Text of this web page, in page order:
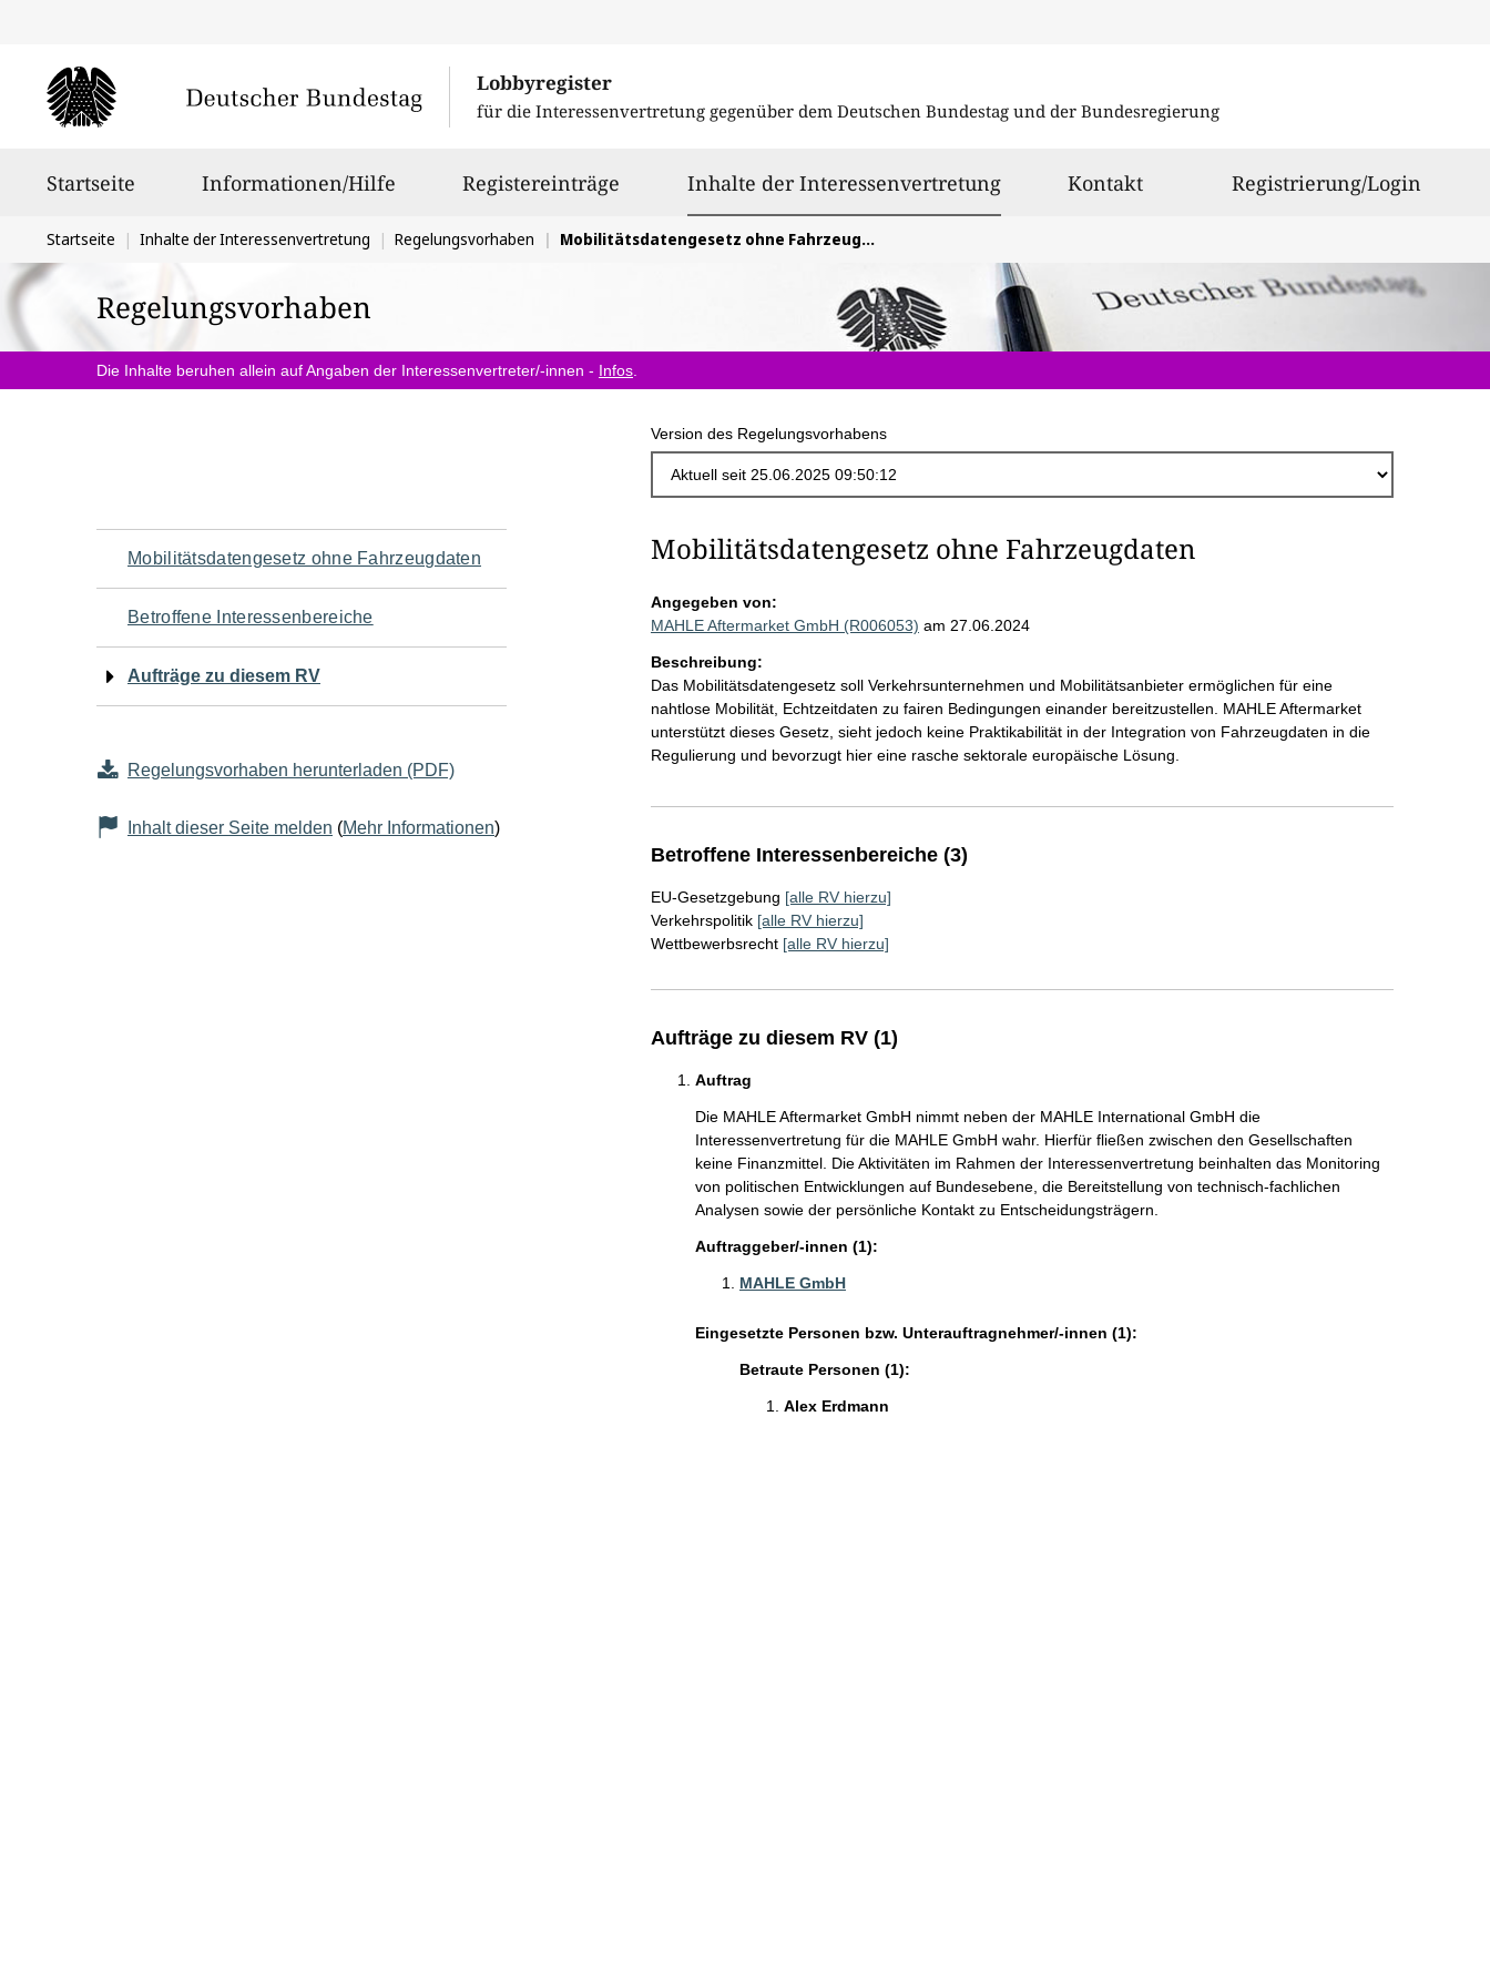
Lobbyregister
für die Interessenvertretung gegenüber dem Deutschen Bundestag und der Bundesregierung
Startseite Informationen/Hilfe Registereinträge Inhalte der Interessenvertretungausgewählt
Kontakt Registrierung/Login
Sie
befinden
sich
hier:
Startseite Inhalte der Interessenvertretung Regelungsvorhaben Mobilitätsdatengesetz ohne Fahrzeugdaten
Regelungsvorhaben
Die Inhalte beruhen allein auf Angaben der Interessenvertreter/-innen - Infos
Version des Regelungsvorhabens
Navigation
für
den
Seiteninhalt
Mobilitätsdatengesetz ohne Fahrzeugdaten
Betroffene Interessenbereiche
Aufträge zu diesem RV
Regelungsvorhaben herunterladen (PDF)
Inhalt dieser Seite melden (Mehr Informationen)
Mobilitätsdatengesetz ohne Fahrzeugdaten
Angegeben von:
MAHLE Aftermarket GmbH (R006053) am 27.06.2024
Beschreibung:
Das Mobilitätsdatengesetz soll Verkehrsunternehmen und Mobilitätsanbieter ermöglichen für eine
nahtlose Mobilität, Echtzeitdaten zu fairen Bedingungen einander bereitzustellen. MAHLE Aftermarket
unterstützt dieses Gesetz, sieht jedoch keine Praktikabilität in der Integration von Fahrzeugdaten in die
Regulierung und bevorzugt hier eine rasche sektorale europäische Lösung.
Betroffene Interessenbereiche (3)
EU-Gesetzgebung [alle RV hierzu]
Verkehrspolitik [alle RV hierzu]
Wettbewerbsrecht [alle RV hierzu]
Aufträge zu diesem RV (1)
Auftrag
Die MAHLE Aftermarket GmbH nimmt neben der MAHLE International GmbH die
Interessenvertretung für die MAHLE GmbH wahr. Hierfür fließen zwischen den Gesellschaften
keine Finanzmittel. Die Aktivitäten im Rahmen der Interessenvertretung beinhalten das Monitoring
von politischen Entwicklungen auf Bundesebene, die Bereitstellung von technisch-fachlichen
Analysen sowie der persönliche Kontakt zu Entscheidungsträgern.
Auftraggeber/-innen (1):
MAHLE GmbH
Eingesetzte Personen bzw. Unterauftragnehmer/-innen (1):
Betraute Personen (1):
Alex Erdmann